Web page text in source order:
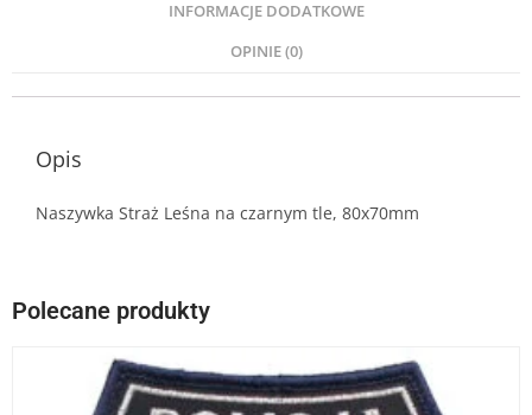
INFORMACJE DODATKOWE
OPINIE (0)
Opis
Naszywka Straż Leśna na czarnym tle, 80x70mm
Polecane produkty